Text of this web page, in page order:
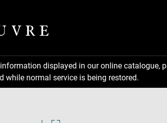
displayed in our online catalogue,
while normal service is being restored.